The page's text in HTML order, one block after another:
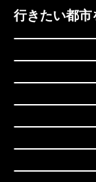
は廟口夜市や
の魅力が感じ
歌、三峡など
歴史文化的な
雅奇岩、北海
なす自然の造
雄大な火山地
ます。また、
行きたい都市